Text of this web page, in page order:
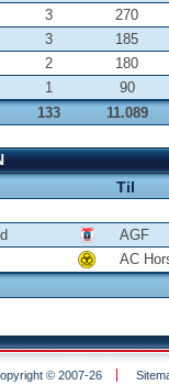
3
270
3
185
2
180
1
90
133
11.089
Til
AGF
AC
© 2007-26